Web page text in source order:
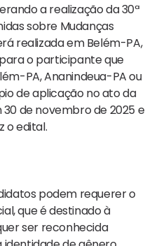
a realização da 30ª
sobre Mudanças
realizada em Belém-PA,
o participante que
PA, Ananindeua-PA ou
de aplicação no ato da
de novembro de 2025 e
o edital.
podem requerer o
que é destinado à
ser reconhecida